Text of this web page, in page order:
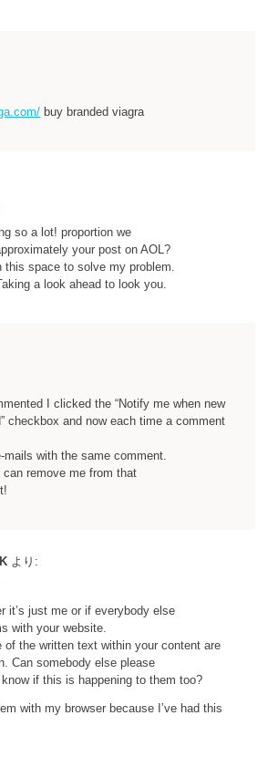
buy branded viagra
so a lot! proportion we
your post on AOL?
this space to solve my problem.
a look ahead to look you.
I clicked the “Notify me when new
checkbox and now each time a comment
mails with the same comment.
can remove me from that
より:
it’s just me or if everybody else
with your website.
of the written text within your content are
Can somebody else please
if this is happening to them too?
with my browser because I’ve had this